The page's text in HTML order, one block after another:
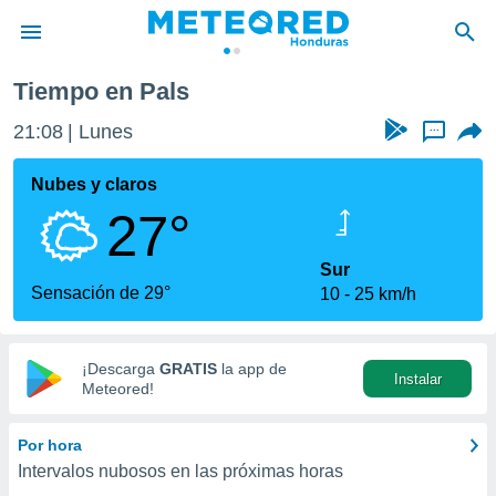
de
ha sido
calidad.
a este
las
y
digital
basada
Tiempo en Pals
21:08 Lunes ...
Nubes y claros
27°
Sensación de 29°
Sur
10
25 km/h
¡Descarga GRATIS la app de
Meteored!
Instalar
Por hora
Intervalos nubosos en las próximas horas